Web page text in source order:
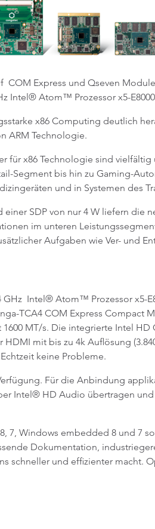
Express und Qseven
Intel® Atom™ Prozessor x5-
x86 Computing deutlich
ARM Technologie.
x86 Technologie sind
Segment bis hin zu Gaming-
und in Systemen des
SDP von nur 4 W liefern
im unteren
Aufgaben wie Ver- und
Intel® Atom™ Prozessor x5-
TCA4 COM Express Compact
MT/s. Die integrierte Intel
mit bis zu 4k Auflösung
keine Probleme.
Für die Anbindung
Intel® HD Audio übertragen
7, Windows embedded 8 und 7
Dokumentation,
schneller und effizienter macht.